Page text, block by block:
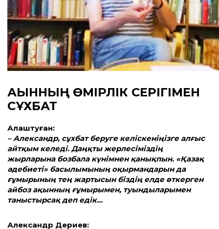
АҚЫННЫҢ ӨМІРЛІК СЕРІГІМЕН
СҰХБАТ
Алаштуған:
– Александр, сұхбат беруге келіскеніңізге алғыс
айтқым келеді. Даңқты жерлесіміздің
жырларына бозбала күнімнен қанықпын. «Қазақ
әдебиеті» басылымының оқырмандарын да
ғұмырының тең жартысын біздің елде өткерген
айбоз ақынның ғұмырымен, туындыларымен
таныстырсақ деп едік…
Александр Дериев: